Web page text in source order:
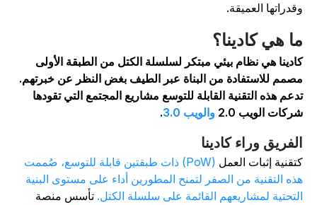
العميقة.
هي كادينا؟
هي نظام بيئي مبتكر لسلسلة الكتل من الطبقة الأولى
للاستفادة من البناة عبر الطيف بغض النظر عن خبرتهم.
هذه التقنية القابلة للتوسع مشاريع المجتمع التي تقودها
الويب 2.0
والويب 3.0 .
وراء كادينا
إثبات العمل
(PoW) ذات طبقتين قابلة للتوسع، صُممت
التقنية من الصفر لتمنح المطورين أداء على مستوى البنية
لمشاريعهم القائمة على سلسلة الكتل.تأسس منصة